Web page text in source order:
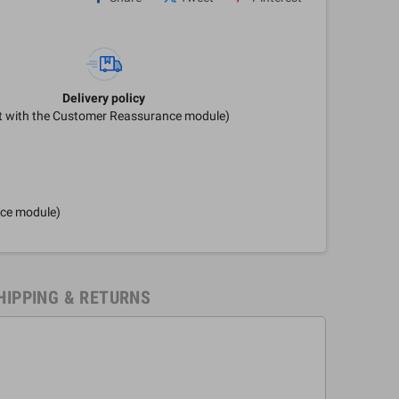
Delivery policy
with the Customer Reassurance module)
module)
& RETURNS